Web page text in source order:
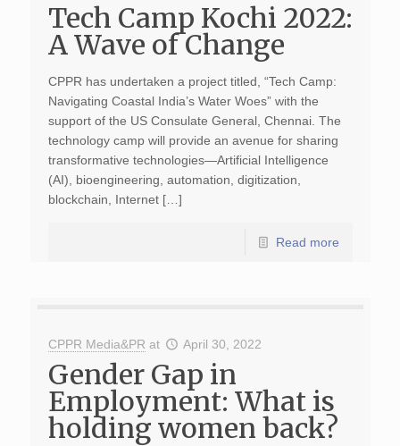
Tech Camp Kochi 2022:
A Wave of Change
CPPR has undertaken a project titled, “Tech Camp:
Navigating Coastal India’s Water Woes” with the
support of the US Consulate General, Chennai. The
technology camp will provide an avenue for sharing
transformative technologies—Artificial Intelligence
(AI), bioengineering, automation, digitization,
blockchain, Internet […]
Read more
CPPR Media&PR at April 30, 2022
Gender Gap in
Employment: What is
holding women back?